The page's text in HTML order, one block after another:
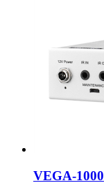
VEGA-1000